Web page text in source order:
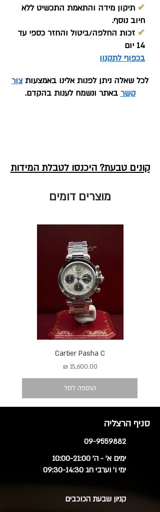
✔ תיקון מידה והתאמת התכשיט ללא
חיוב נוסף.
✔ זכות החלפה/ביטול והחזר כספי עד
14 יום
בכפוף לתקנון
לכל שאלה ניתן לפנות אלינו באמצעות צור
קשר באתר ונשמח לענות בהקדם.
קונים טבעת? היכנסו לטבלת המידות
מוצרים דומים
Cartier Pasha C
מחיר
הוספה לסל
סניף הרצליה
09-9559882
ימים א' - ה' 10:00-21:00
ימי ו' וערבי חג 09:30-14:30
קניון שבעת הכוכבים